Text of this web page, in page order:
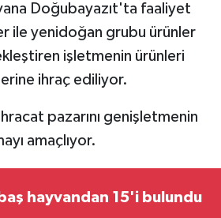
Doğubayazıt'ta faaliyet
ile yenidoğan grubu ürünler
işletmenin ürünleri
ihraç ediliyor.
pazarını genişletmenin
amaçlıyor.
hayvandan 15'i bulundu